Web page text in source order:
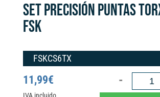
SET PRECISIÓN PUNTAS
FSK
FSKCS6TX
11,99€
SET
PRECISIÓN